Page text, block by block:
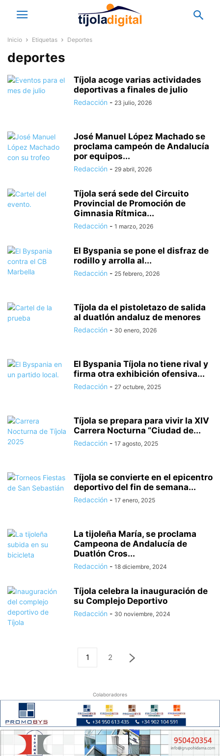
Inicio Etiquetas Deportes
deportes
Tíjola acoge varias actividades
deportivas a finales de julio
Redacción - 23 julio, 2026
José Manuel López Machado se
proclama campeón de Andalucía
por equipos...
Redacción - 29 abril, 2026
Tíjola será sede del Circuito
Provincial de Promoción de
Gimnasia Rítmica...
Redacción - 1 marzo, 2026
El Byspania se pone el disfraz de
rodillo y arrolla al...
Redacción - 25 febrero, 2026
Tíjola da el pistoletazo de salida
al duatlón andaluz de menores
Redacción - 30 enero, 2026
El Byspania Tíjola no tiene rival y
firma otra exhibición ofensiva...
Redacción - 27 octubre, 2025
Tíjola se prepara para vivir la XIV
Carrera Nocturna “Ciudad de...
Redacción - 17 agosto, 2025
Tíjola se convierte en el epicentro
deportivo del fin de semana...
Redacción - 17 enero, 2025
La tijoleña María, se proclama
Campeona de Andalucía de
Duatlón Cros...
Redacción - 18 diciembre, 2024
Tíjola celebra la inauguración de
su Complejo Deportivo
Redacción - 30 noviembre, 2024
1 2
Colaboradores